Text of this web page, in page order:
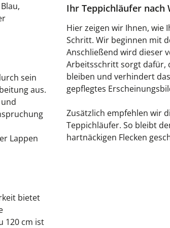
sein
aus.
Lappen
bietet
120 cm ist
Ihr Teppichläufer nach
Hier zeigen wir Ihnen, wie
Schritt. Wir beginnen mit
Anschließend wird dieser
Arbeitsschritt sorgt dafür,
bleiben und verhindert
gepflegtes
Zusätzlich empfehlen wir
Teppichläufer. So bleibt
hartnäckigen Flecken